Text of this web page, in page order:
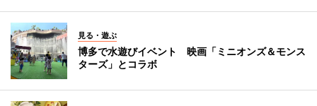
見る・遊ぶ
博多で水遊びイベント 映画「ミニオンズ＆モンス
ターズ」とコラボ